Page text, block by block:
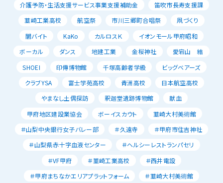
介護予防・生活支援サービス事業支援補助金
笛吹市長寿支援課
韮崎工業高校
航空祭 市川三郷町合唱祭
凧づくり
闇バイト
KaKo カルロスＫ
イオンモール甲府昭和
ボーカル
ダンス 地建工業 金桜神社
愛宕山 結
SHOEI
印傳博物館 千塚高齢者学級
ビッグベアーズ
クラブYSA
富士学苑高校 青洲高校
日本航空高校
やまなし土偶探訪
釈迦堂遺跡博物館
献血
甲府地区建設業協会
ボーイスカウト
韮崎大村美術館
＃山梨中央銀行女子バレー部
＃久遠寺
＃甲府市住吉神社
＃山梨県赤十字血液センター
＃ヘルシーレストランパセリ
＃VF甲府
＃韮崎工業高校
＃西井電設
＃甲府まちなかエリアプラットフォーム
＃韮崎大村美術館